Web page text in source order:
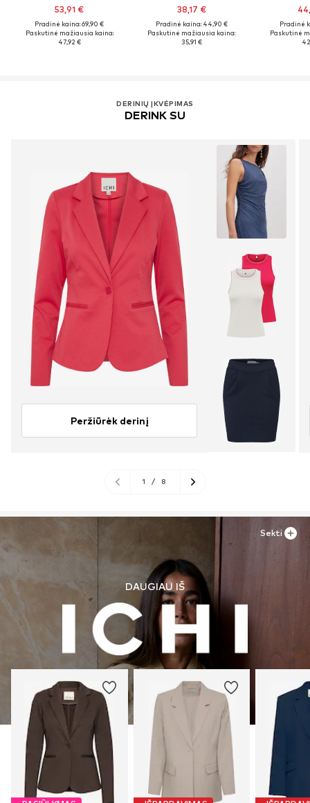
53,91 €
Pradinė kaina: 69,90 €
Paskutinė mažiausia kaina:
47,92 €
38,17 €
Pradinė kaina: 44,90 €
Paskutinė mažiausia kaina:
35,91 €
Pradinė
Paskutinė
DERINIŲ ĮKVĖPIMAS
DERINK SU
Peržiūrėk derinį
1 / 8
DAUGIAU IŠ
Sekti